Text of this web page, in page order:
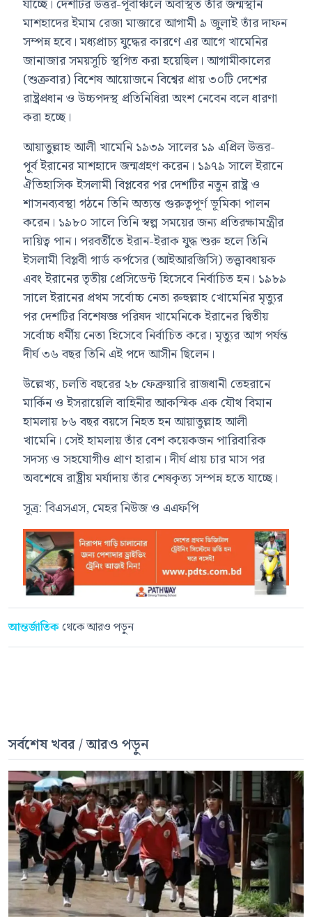
যাচ্ছে। দেশটির উত্তর-পূর্বাঞ্চলে অবস্থিত তাঁর জন্মস্থান
মাশহাদের ইমাম রেজা মাজারে আগামী ৯ জুলাই তাঁর দাফন
সম্পন্ন হবে। মধ্যপ্রাচ্য যুদ্ধের কারণে এর আগে খামেনির
জানাজার সময়সূচি স্থগিত করা হয়েছিল। আগামীকালের
(শুক্রবার) বিশেষ আয়োজনে বিশ্বের প্রায় ৩০টি দেশের
রাষ্ট্রপ্রধান ও উচ্চপদস্থ প্রতিনিধিরা অংশ নেবেন বলে ধারণা
করা হচ্ছে।
আয়াতুল্লাহ আলী খামেনি ১৯৩৯ সালের ১৯ এপ্রিল উত্তর-
পূর্ব ইরানের মাশহাদে জন্মগ্রহণ করেন। ১৯৭৯ সালে ইরানে
ঐতিহাসিক ইসলামী বিপ্লবের পর দেশটির নতুন রাষ্ট্র ও
শাসনব্যবস্থা গঠনে তিনি অত্যন্ত গুরুত্বপূর্ণ ভূমিকা পালন
করেন। ১৯৮০ সালে তিনি স্বল্প সময়ের জন্য প্রতিরক্ষামন্ত্রীর
দায়িত্ব পান। পরবর্তীতে ইরান-ইরাক যুদ্ধ শুরু হলে তিনি
ইসলামী বিপ্লবী গার্ড কর্পসের (আইআরজিসি) তত্ত্বাবধায়ক
এবং ইরানের তৃতীয় প্রেসিডেন্ট হিসেবে নির্বাচিত হন। ১৯৮৯
সালে ইরানের প্রথম সর্বোচ্চ নেতা রুহুল্লাহ খোমেনির মৃত্যুর
পর দেশটির বিশেষজ্ঞ পরিষদ খামেনিকে ইরানের দ্বিতীয়
সর্বোচ্চ ধর্মীয় নেতা হিসেবে নির্বাচিত করে। মৃত্যুর আগ পর্যন্ত
দীর্ঘ ৩৬ বছর তিনি এই পদে আসীন ছিলেন।
উল্লেখ্য, চলতি বছরের ২৮ ফেব্রুয়ারি রাজধানী তেহরানে
মার্কিন ও ইসরায়েলি বাহিনীর আকস্মিক এক যৌথ বিমান
হামলায় ৮৬ বছর বয়সে নিহত হন আয়াতুল্লাহ আলী
খামেনি। সেই হামলায় তাঁর বেশ কয়েকজন পারিবারিক
সদস্য ও সহযোগীও প্রাণ হারান। দীর্ঘ প্রায় চার মাস পর
অবশেষে রাষ্ট্রীয় মর্যাদায় তাঁর শেষকৃত্য সম্পন্ন হতে যাচ্ছে।
সূত্র: বিএসএস, মেহর নিউজ ও এএফপি
আন্তর্জাতিক থেকে আরও পড়ুন
সর্বশেষ খবর / আরও পড়ুন